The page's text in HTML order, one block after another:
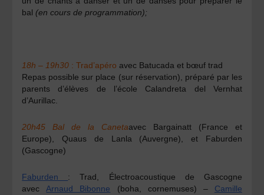
bal (en cours de programmation);
18h – 19h30 : Trad’apéro avec Batucada et bœuf trad
Repas possible sur place (sur réservation), préparé par les
parents d’élèves de l’école Calandreta del Vernhat
d’Aurillac.
20h45 Bal de la Canetaavec Bargainatt (France et
Europe), Quaus de Lanla (Auvergne), et Faburden
(Gascogne)
Faburden : Trad, Électroacoustique de Gascogne
avecArnaud Bibonne (boha, cornemuses) – Camille